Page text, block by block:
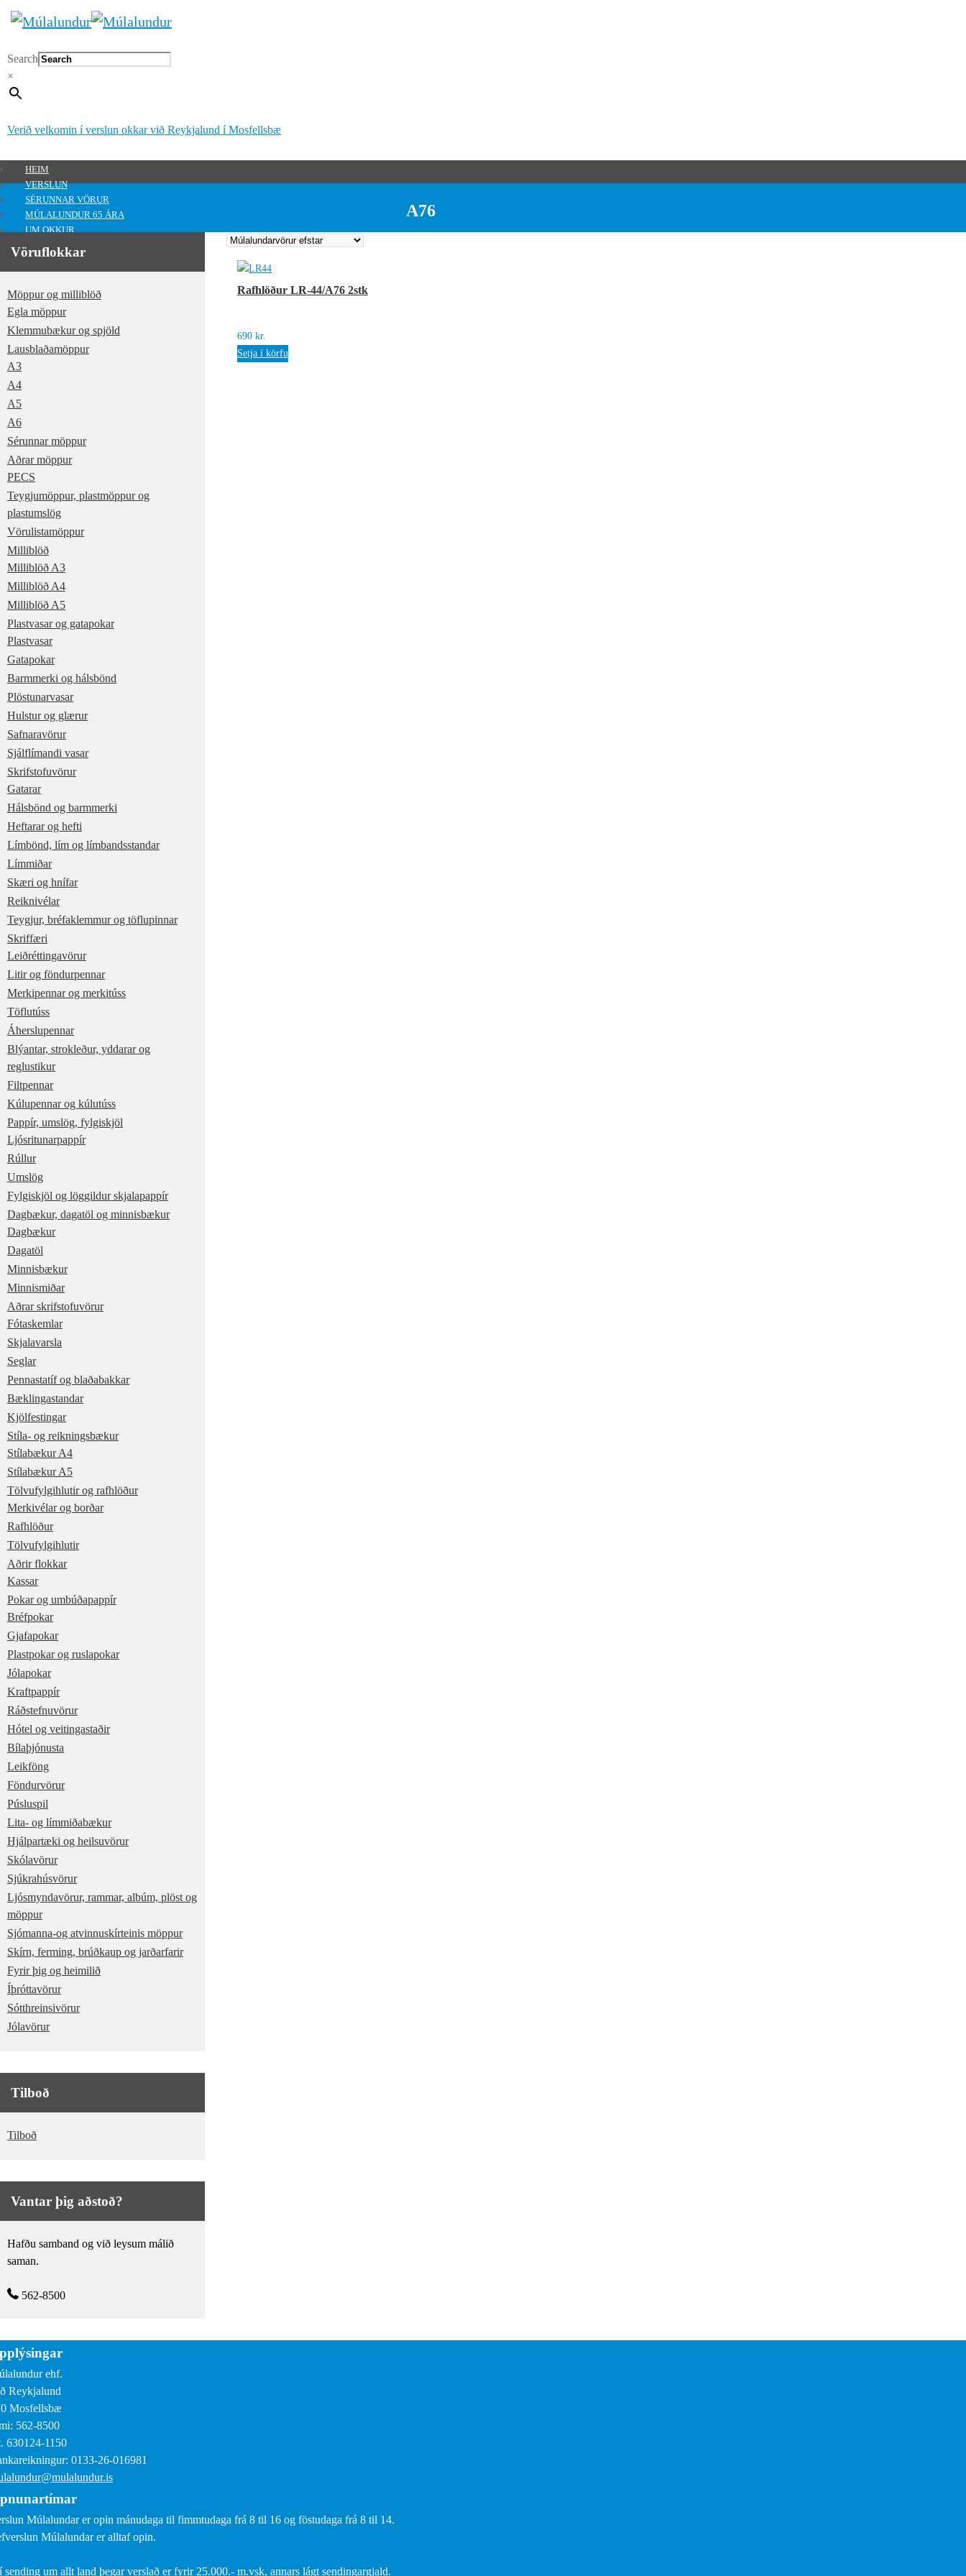
Search
×
Verið velkomin í verslun okkar við Reykjalund í Mosfellsbæ
HEIM
VERSLUN
SÉRUNNAR VÖRUR
MÚLALUNDUR 65 ÁRA
UM OKKUR
HAFA SAMBAND
MITT SVÆÐI
0kr.
A76
Rafhlöður LR-44/A76 2stk
690 kr.
Setja í körfu
Vöruflokkar
Möppur og milliblöð
Egla möppur
Klemmubækur og spjöld
Lausblaðamöppur
A3
A4
A5
A6
Sérunnar möppur
Aðrar möppur
PECS
Teygjumöppur, plastmöppur og
plastumslög
Vörulistamöppur
Milliblöð
Milliblöð A3
Milliblöð A4
Milliblöð A5
Plastvasar og gatapokar
Plastvasar
Gatapokar
Barmmerki og hálsbönd
Plöstunarvasar
Hulstur og glærur
Safnaravörur
Sjálflímandi vasar
Skrifstofuvörur
Gatarar
Hálsbönd og barmmerki
Heftarar og hefti
Límbönd, lím og límbandsstandar
Límmiðar
Skæri og hnífar
Reiknivélar
Teygjur, bréfaklemmur og töflupinnar
Skriffæri
Leiðréttingavörur
Litir og föndurpennar
Merkipennar og merkitúss
Töflutúss
Áherslupennar
Blýantar, strokleður, yddarar og
reglustikur
Filtpennar
Kúlupennar og kúlutúss
Pappír, umslög, fylgiskjöl
Ljósritunarpappír
Rúllur
Umslög
Fylgiskjöl og löggildur skjalapappír
Dagbækur, dagatöl og minnisbækur
Dagbækur
Dagatöl
Minnisbækur
Minnismiðar
Aðrar skrifstofuvörur
Fótaskemlar
Skjalavarsla
Seglar
Pennastatíf og blaðabakkar
Bæklingastandar
Kjölfestingar
Stíla- og reikningsbækur
Stílabækur A4
Stílabækur A5
Tölvufylgihlutir og rafhlöður
Merkivélar og borðar
Rafhlöður
Tölvufylgihlutir
Aðrir flokkar
Kassar
Pokar og umbúðapappír
Bréfpokar
Gjafapokar
Plastpokar og ruslapokar
Jólapokar
Kraftpappír
Ráðstefnuvörur
Hótel og veitingastaðir
Bílaþjónusta
Leikföng
Föndurvörur
Púsluspil
Lita- og límmiðabækur
Hjálpartæki og heilsuvörur
Skólavörur
Sjúkrahúsvörur
Ljósmyndavörur, rammar, albúm, plöst og
möppur
Sjómanna-og atvinnuskírteinis möppur
Skírn, ferming, brúðkaup og jarðarfarir
Fyrir þig og heimilið
Íþróttavörur
Sótthreinsivörur
Jólavörur
Tilboð
Tilboð
Vantar þig aðstoð?
Hafðu samband og við leysum málið
saman.
562-8500
ehf.
Reykjalund
Mosfellsbæ
562-8500
630124-1150
0133-26-016981
Múlalundar er opin mánudaga til fimmtudaga frá 8 til 16 og föstudaga frá 8 til 14.
Múlalundar er alltaf opin.
sending um allt land þegar verslað er fyrir 25.000.- m.vsk, annars lágt sendingargjald.